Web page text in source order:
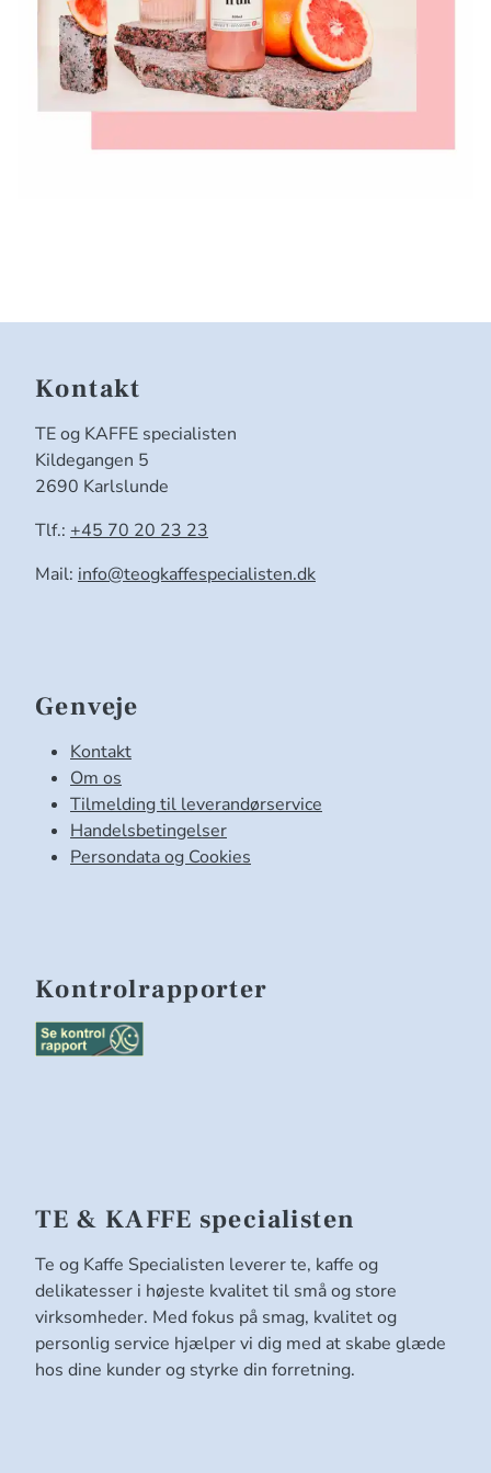
Kontakt
TE og KAFFE specialisten
Kildegangen 5
2690 Karlslunde
Tlf.: +45 70 20 23 23
Mail: info@teogkaffespecialisten.dk
Genveje
Kontakt
Om os
Tilmelding til leverandørservice
Handelsbetingelser
Persondata og Cookies
Kontrolrapporter
TE & KAFFE specialisten
Te og Kaffe Specialisten leverer te, kaffe og
delikatesser i højeste kvalitet til små og store
virksomheder. Med fokus på smag, kvalitet og
personlig service hjælper vi dig med at skabe glæde
hos dine kunder og styrke din forretning.